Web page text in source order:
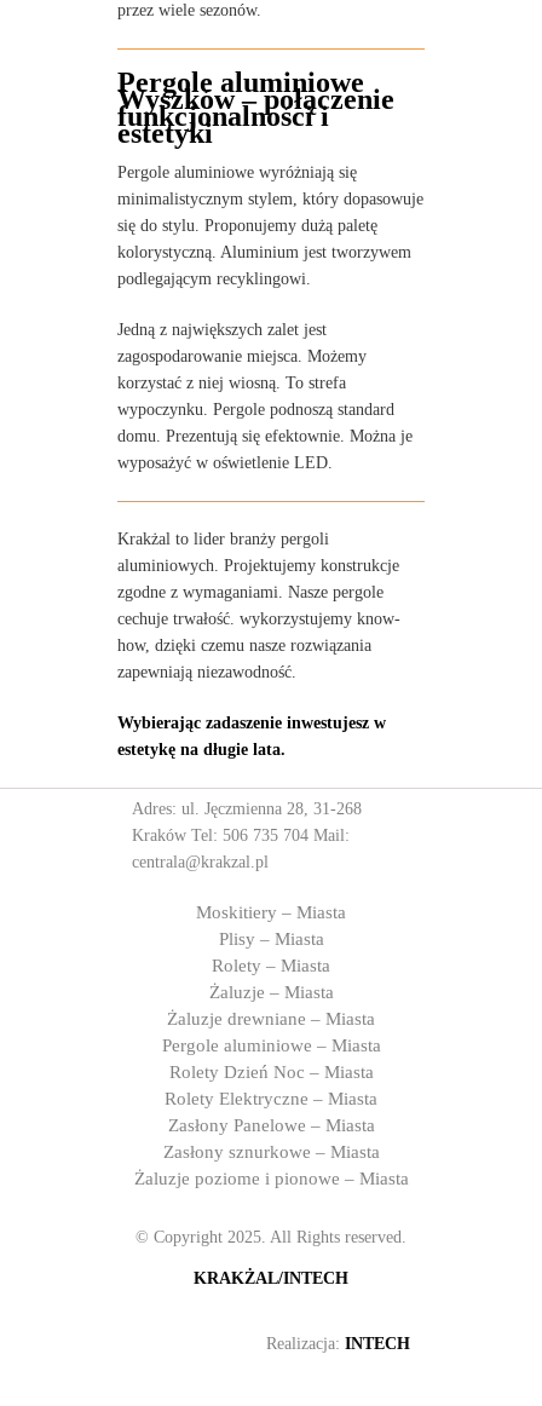
przez wiele sezonów.
Pergole aluminiowe
Wyszków – połączenie
funkcjonalności i
estetyki
Pergole aluminiowe wyróżniają się
minimalistycznym stylem, który dopasowuje
się do stylu. Proponujemy dużą paletę
kolorystyczną. Aluminium jest tworzywem
podlegającym recyklingowi.
Jedną z największych zalet jest
zagospodarowanie miejsca. Możemy
korzystać z niej wiosną. To strefa
wypoczynku. Pergole podnoszą standard
domu. Prezentują się efektownie. Można je
wyposażyć w oświetlenie LED.
Krakżal to lider branży pergoli
aluminiowych. Projektujemy konstrukcje
zgodne z wymaganiami. Nasze pergole
cechuje trwałość. wykorzystujemy know-
how, dzięki czemu nasze rozwiązania
zapewniają niezawodność.
Wybierając zadaszenie inwestujesz w
estetykę na długie lata.
Adres: ul. Jęczmienna 28, 31-268
Kraków Tel: 506 735 704 Mail:
centrala@krakzal.pl
Moskitiery – Miasta
Plisy – Miasta
Rolety – Miasta
Żaluzje – Miasta
Żaluzje drewniane – Miasta
Pergole aluminiowe – Miasta
Rolety Dzień Noc – Miasta
Rolety Elektryczne – Miasta
Zasłony Panelowe – Miasta
Zasłony sznurkowe – Miasta
Żaluzje poziome i pionowe – Miasta
© Copyright 2025. All Rights reserved.
KRAKŻAL/INTECH
Realizacja: INTECH